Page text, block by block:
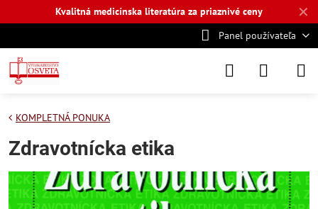
✕
Kvalitná medicínska literatúra za priaznivé ceny
Panel používateľa
KOMPLETNÁ PONUKA
Zdravotnícka etika